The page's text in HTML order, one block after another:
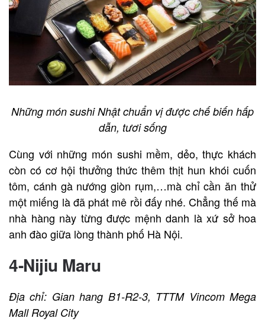
Những món sushi Nhật chuẩn vị được chế biến hấp
dẫn, tươi sống
Cùng với những món sushi mềm, dẻo, thực khách
còn có cơ hội thưởng thức thêm thịt hun khói cuốn
tôm, cánh gà nướng giòn rụm,…mà chỉ cần ăn thử
một miếng là đã phát mê rồi đấy nhé. Chẳng thế mà
nhà hàng này từng được mệnh danh là xứ sở hoa
anh đào giữa lòng thành phố Hà Nội.
4-Nijiu Maru
Địa chỉ: Gian hang B1-R2-3, TTTM Vincom Mega
Mall Royal City